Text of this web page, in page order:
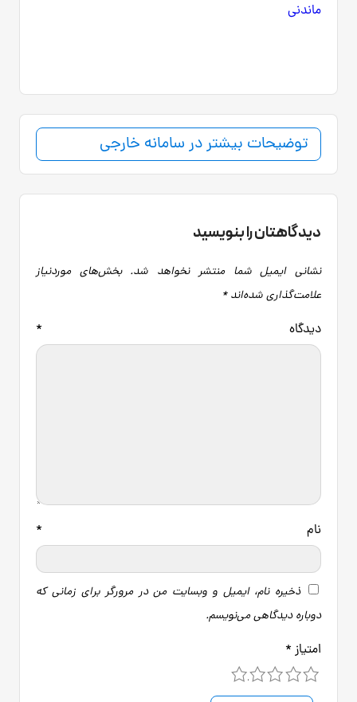
ماندنی
توضیحات بیشتر در سامانه خارجی
دیدگاهتان را بنویسید
نشانی ایمیل شما منتشر نخواهد شد. بخش‌های موردنیاز
علامت‌گذاری شده‌اند*
دیدگاه *
نام *
ذخیره نام، ایمیل و وبسایت من در مرورگر برای زمانی که
دوباره دیدگاهی می‌نویسم.
امتیاز *
4 3 2 1